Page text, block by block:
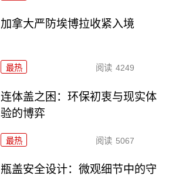
加拿大严防埃博拉收紧入境
最热 阅读 4249
连体盖之困：环保初衷与现实体
验的博弈
最热 阅读 5067
瓶盖安全设计：微观细节中的守